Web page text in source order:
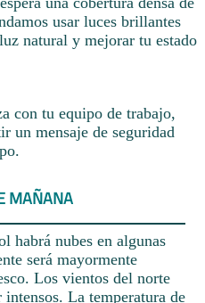
usar luces brillantes
natural y mejorar tu estado
con tu equipo de trabajo,
un mensaje de seguridad
MAÑANA
habrá nubes en algunas
será mayormente
Los vientos del norte
La temperatura de